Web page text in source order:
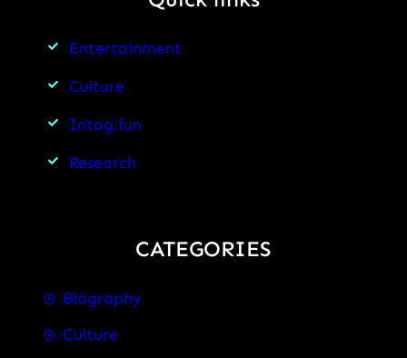
इस
SUV
चर्चा?
Entertainment
Culture
Intag.fun
Research
CATEGORIES
Biography
Culture